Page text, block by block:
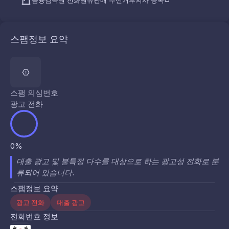
스팸정보 요약
스팸 의심번호
광고 전화
0%
대출 광고 및 불특정 다수를 대상으로 하는 광고성 전화로 분
류되어 있습니다.
스팸정보 요약
광고 전화 대출 광고
전화번호 정보